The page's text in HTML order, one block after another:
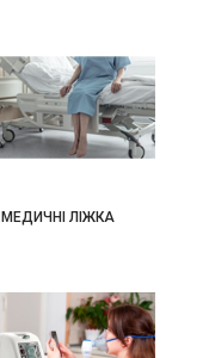
МЕДИЧНІ ЛІЖКА